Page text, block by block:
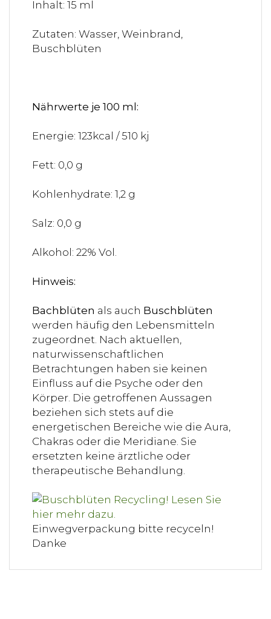
Inhalt: 15 ml
Zutaten: Wasser, Weinbrand,
Buschblüten
Nährwerte je 100 ml:
Energie: 123kcal / 510 kj
Fett: 0,0 g
Kohlenhydrate: 1,2 g
Salz: 0,0 g
Alkohol: 22% Vol.
Hinweis:
Bachblüten als auch Buschblüten
werden häufig den Lebensmitteln
zugeordnet. Nach aktuellen,
naturwissenschaftlichen
Betrachtungen haben sie keinen
Einfluss auf die Psyche oder den
Körper. Die getroffenen Aussagen
beziehen sich stets auf die
energetischen Bereiche wie die Aura,
Chakras oder die Meridiane. Sie
ersetzten keine ärztliche oder
therapeutische Behandlung.
Einwegverpackung bitte recyceln!
Danke